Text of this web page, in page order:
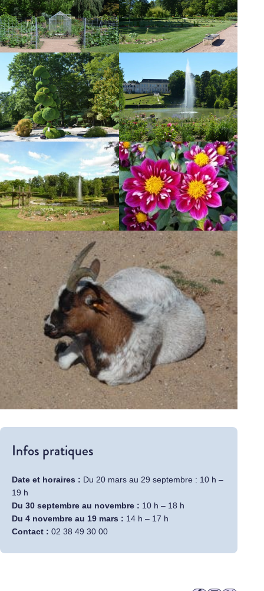
Infos pratiques
Date et horaires : Du 20 mars au 29 septembre : 10 h –
19 h
Du 30 septembre au novembre : 10 h – 18 h
Du 4 novembre au 19 mars : 14 h – 17 h
Contact : 02 38 49 30 00